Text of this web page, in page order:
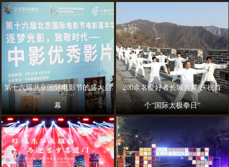
第十六届北京国际电影节的盛大启
幕
200余名爱好者长城共舞 庆祝首
个“国际太极拳日”